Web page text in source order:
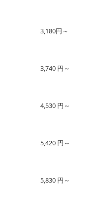
3,180円～
3,740 円～
4,530 円～
5,420 円～
5,830 円～